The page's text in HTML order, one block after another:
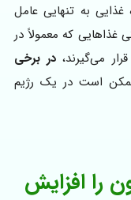
به‌ تنهایی عامل
که معمولاً در
می‌گیرند، در برخی
است در یک رژیم
را افزایش